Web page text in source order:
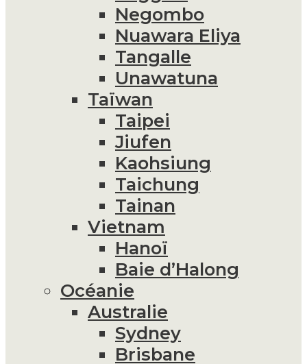
Negombo
Nuawara Eliya
Tangalle
Unawatuna
Taïwan
Taipei
Jiufen
Kaohsiung
Taichung
Tainan
Vietnam
Hanoï
Baie d’Halong
Océanie
Australie
Sydney
Brisbane